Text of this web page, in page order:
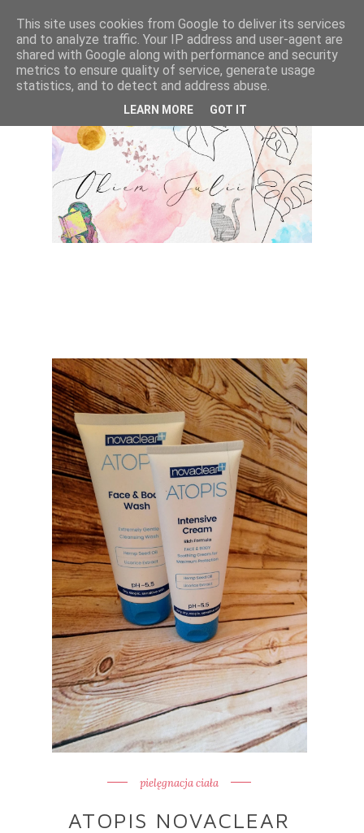
pielęgnacja ciała
ATOPIS NOVACLEAR
This site uses cookies from Google to deliver its services
and to analyze traffic. Your IP address and user-agent are
shared with Google along with performance and security
metrics to ensure quality of service, generate usage
statistics, and to detect and address abuse.
LEARN MORE GOT IT